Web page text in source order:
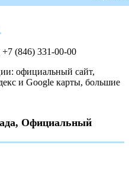
+7 (846) 331-00-00
официальный сайт,
и Google карты, большие
Официальный